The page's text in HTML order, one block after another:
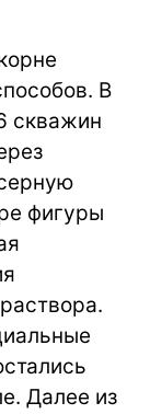
В
скважин
фигуры
Далее из